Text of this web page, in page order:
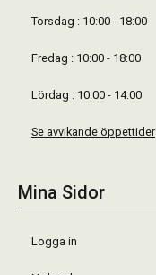
Torsdag : 10:00 - 18:00
Fredag : 10:00 - 18:00
Lördag : 10:00 - 14:00
Se avvikande öppettider
Mina Sidor
Logga in